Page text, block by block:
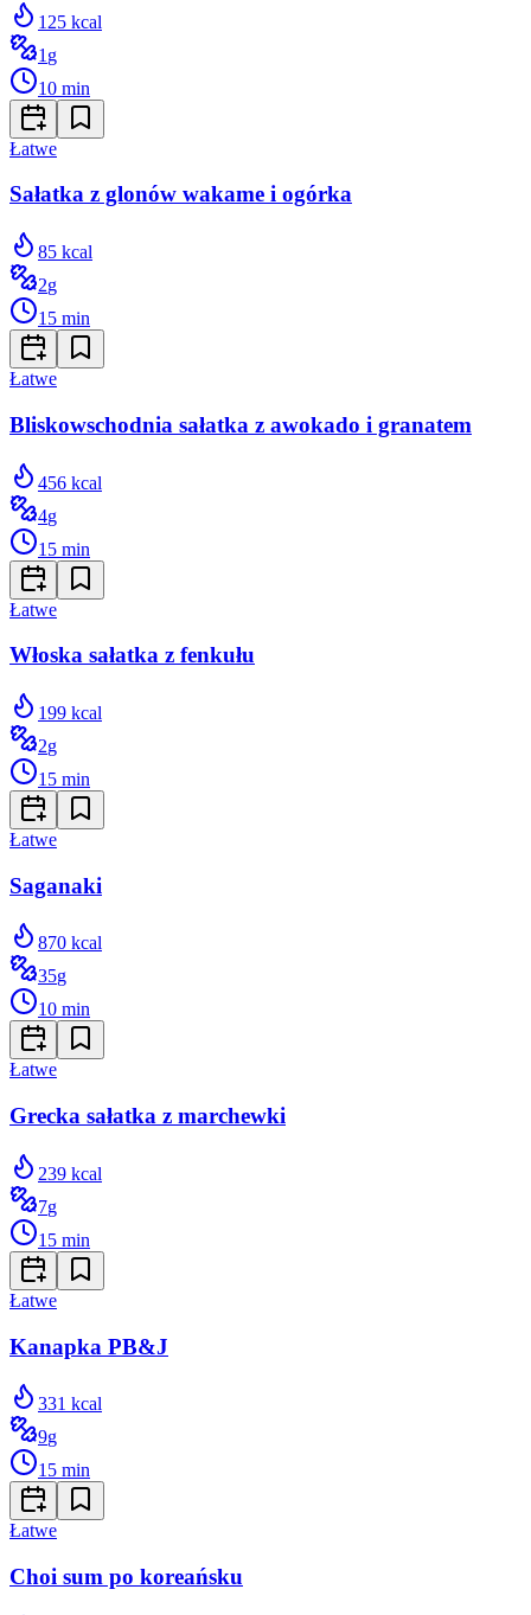
125 kcal
1 g
10 min
Łatwe
Sałatka z glonów wakame i ogórka
85 kcal
2g
15 min
Łatwe
Bliskowschodnia sałatka z awokado i granatem
456 kcal
4g
15 min
Łatwe
Włoska sałatka z fenkułu
199 kcal
2g
15 min
Łatwe
Saganaki
870 kcal
35g
10 min
Łatwe
Grecka sałatka z marchewki
239 kcal
7g
15 min
Łatwe
Kanapka PB&J
331 kcal
9g
15 min
Łatwe
Choi sum po koreańsku